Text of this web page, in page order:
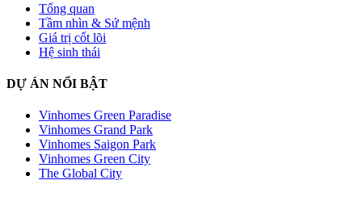
Tổng quan
Tầm nhìn & Sứ mệnh
Giá trị cốt lõi
Hệ sinh thái
DỰ ÁN NỔI BẬT
Vinhomes Green Paradise
Vinhomes Grand Park
Vinhomes Saigon Park
Vinhomes Green City
The Global City